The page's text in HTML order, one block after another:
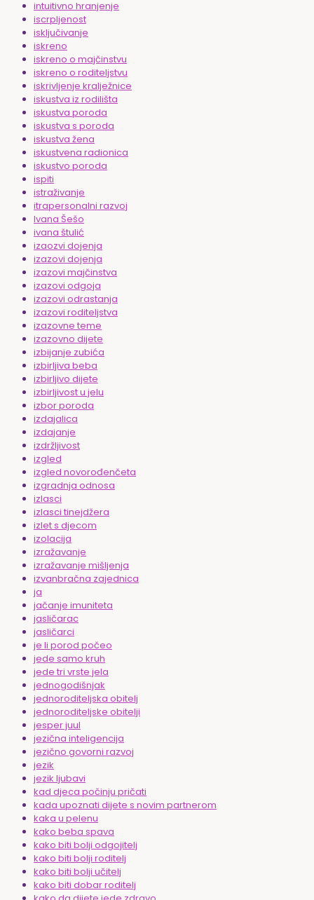
intuitivno hranjenje
iscrpljenost
isključivanje
iskreno
iskreno o majčinstvu
iskreno o roditeljstvu
iskrivljenje kralježnice
iskustva iz rodilišta
iskustva poroda
iskustva s poroda
iskustva žena
iskustvena radionica
iskustvo poroda
ispiti
istraživanje
itrapersonalni razvoj
Ivana Šešo
ivana štulić
izaozvi dojenja
izazovi dojenja
izazovi majčinstva
izazovi odgoja
izazovi odrastanja
izazovi roditeljstva
izazovne teme
izazovno dijete
izbijanje zubića
izbirljiva beba
izbirljivo dijete
izbirljivost u jelu
izbor poroda
izdajalica
izdajanje
izdržljivost
izgled
izgled novorođenčeta
izgradnja odnosa
izlasci
izlasci tinejdžera
izlet s djecom
izolacija
izražavanje
izražavanje mišljenja
izvanbračna zajednica
ja
jačanje imuniteta
jasličarac
jasličarci
je li porod počeo
jede samo kruh
jede tri vrste jela
jednogodišnjak
jednoroditeljska obitelj
jednoroditeljske obitelji
jesper juul
jezična inteligencija
jezično govorni razvoj
jezik
jezik ljubavi
kad djeca počinju pričati
kada upoznati dijete s novim partnerom
kaka u pelenu
kako beba spava
kako biti bolji odgojitelj
kako biti bolji roditelj
kako biti bolji učitelj
kako biti dobar roditelj